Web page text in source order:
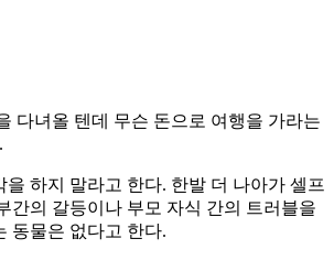
다녀올 텐데 무슨 돈으로 여행을 가라는
하지 말라고 한다. 한발 더 나아가 셀프
간의 갈등이나 부모 자식 간의 트러블을
동물은 없다고 한다.